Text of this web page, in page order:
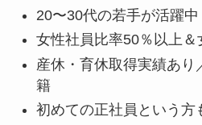
20〜30代の若手が活躍中
女性社員比率50％以上
産休・育休取得実績あり
籍
初めての正社員という方